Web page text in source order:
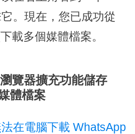
。現在，您已成功從
載多個媒體檔案。
覽器擴充功能儲存
體檔案
在電腦下載 WhatsApp